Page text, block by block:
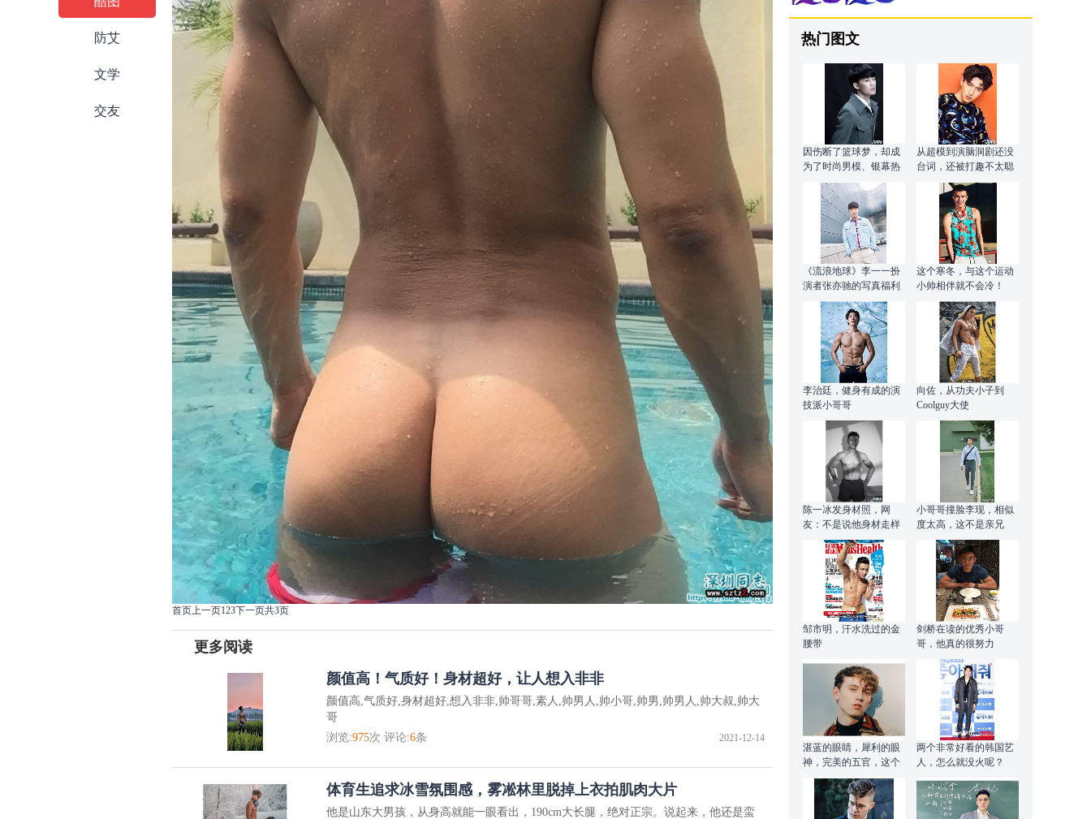
防艾
文学
交友
首页 上一页123下一页共3页
更多阅读
颜值高！气质好！身材超好，让人想入非非
颜值高,气质好,身材超好,想入非非,帅哥哥,素人,帅男人,帅小哥,帅男,帅男人,帅大叔,帅大
哥
浏览:975次 评论:6条 2021-12-14
体育生追求冰雪氛围感，雾凇林里脱掉上衣拍肌肉大片
他是山东大男孩，从身高就能一眼看出，190cm大长腿，绝对正宗。说起来，他还是蛮
热门图文
因伤断了篮球梦，却成
为了时尚男模、银幕热
血硬汉
从超模到演脑洞剧还没
台词，还被打趣不太聪
明的亚子
《流浪地球》李一一扮
演者张亦驰的写真福利
这个寒冬，与这个运动
小帅相伴就不会冷！
李治廷，健身有成的演
技派小哥哥
向佐，从功夫小子到
Coolguy大使
陈一冰发身材照，网
友：不是说他身材走样
发福了吗？
小哥哥撞脸李现，相似
度太高，这不是亲兄
邹市明，汗水洗过的金
腰带
剑桥在读的优秀小哥
哥，他真的很努力
湛蓝的眼睛，犀利的眼
神，完美的五官，这个
男模值得关注！
两个非常好看的韩国艺
人，怎么就没火呢？